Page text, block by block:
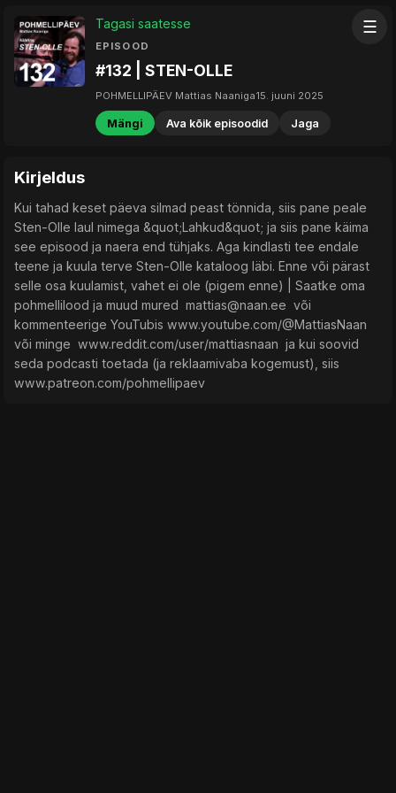
☰
Tagasi saatesse
EPISOOD
#132 | STEN-OLLE
POHMELLIPÄEV Mattias Naaniga15. juuni 2025
Mängi Ava kõik episoodid Jaga
Kirjeldus
Kui tahad keset päeva silmad peast tönnida, siis pane peale
Sten-Olle laul nimega &quot;Lahkud&quot; ja siis pane käima
see episood ja naera end tühjaks. Aga kindlasti tee endale
teene ja kuula terve Sten-Olle kataloog läbi. Enne või pärast
selle osa kuulamist, vahet ei ole (pigem enne) | Saatke oma
pohmellilood ja muud mured ⁠ ⁠⁠⁠⁠⁠⁠⁠⁠⁠⁠ mattias@naan.ee ⁠⁠⁠⁠⁠⁠⁠⁠⁠⁠ ⁠ või
kommenteerige YouTubis ⁠⁠⁠⁠⁠⁠⁠⁠⁠⁠⁠www.youtube.com/@MattiasNaan⁠⁠⁠⁠⁠⁠⁠⁠⁠⁠ ⁠
või minge ⁠ ⁠⁠⁠⁠⁠⁠⁠⁠⁠⁠www.reddit.com/user/mattiasnaan⁠⁠⁠⁠⁠⁠⁠⁠⁠⁠ ⁠ ja kui soovid
seda podcasti toetada (ja reklaamivaba kogemust), siis
⁠⁠⁠⁠⁠⁠⁠⁠⁠⁠⁠www.patreon.com/pohmellipaev